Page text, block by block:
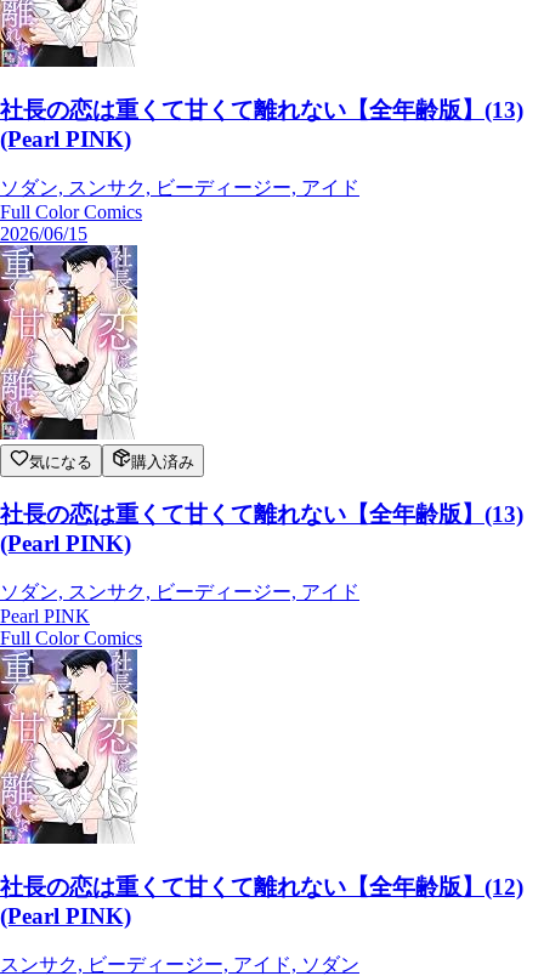
社長の恋は重くて甘くて離れない【全年齢版】(13)
(Pearl PINK)
ソダン, スンサク, ビーディージー, アイド
Full Color Comics
2026/06/15
気になる 購入済み
社長の恋は重くて甘くて離れない【全年齢版】(13)
(Pearl PINK)
ソダン, スンサク, ビーディージー, アイド
Pearl PINK
Full Color Comics
社長の恋は重くて甘くて離れない【全年齢版】(12)
(Pearl PINK)
スンサク, ビーディージー, アイド, ソダン